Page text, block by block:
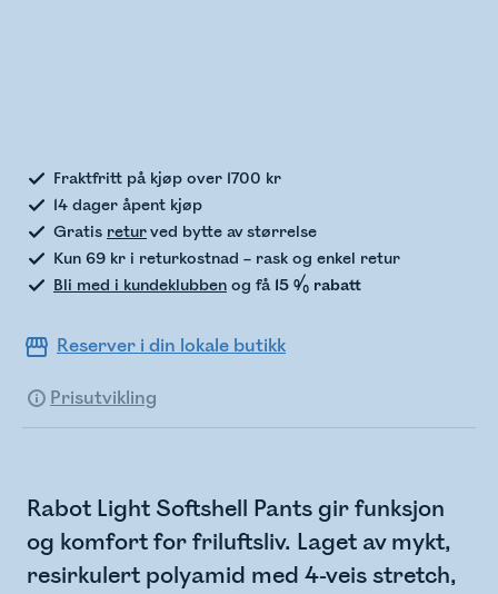
Fraktfritt på kjøp over 1700 kr
14 dager åpent kjøp
Gratis returved bytte av størrelse
Kun 69 kr i returkostnad – rask og enkel retur
Bli med i kundeklubben og få 15 % rabatt
Reserver i din lokale butikk
Prisutvikling
Rabot Light Softshell Pants gir funksjon
og komfort for friluftsliv. Laget av mykt,
resirkulert polyamid med 4-veis stretch,